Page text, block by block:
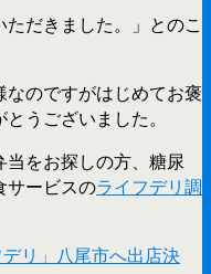
ただきました。」とのこ
のですがはじめてお褒
うございました。
をお探しの方、糖尿
サービスのライフデリ調
リ」八尾市へ出店決